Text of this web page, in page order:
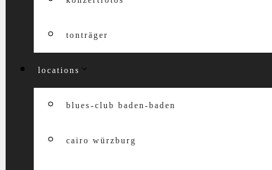
tonträger
locations
blues-club baden-baden
cairo würzburg